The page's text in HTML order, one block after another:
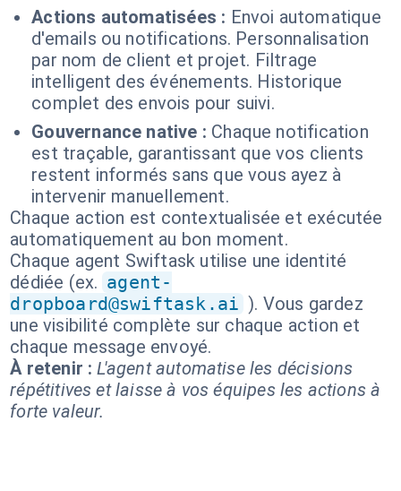
Actions automatisées : Envoi automatique
d'emails ou notifications. Personnalisation
par nom de client et projet. Filtrage
intelligent des événements. Historique
complet des envois pour suivi.
Gouvernance native : Chaque notification
est traçable, garantissant que vos clients
restent informés sans que vous ayez à
intervenir manuellement.
Chaque action est contextualisée et exécutée
automatiquement au bon moment.
Chaque agent Swiftask utilise une identité
dédiée (ex. agent-
dropboard@swiftask.ai ). Vous gardez
une visibilité complète sur chaque action et
chaque message envoyé.
À retenir : L'agent automatise les décisions
répétitives et laisse à vos équipes les actions à
forte valeur.